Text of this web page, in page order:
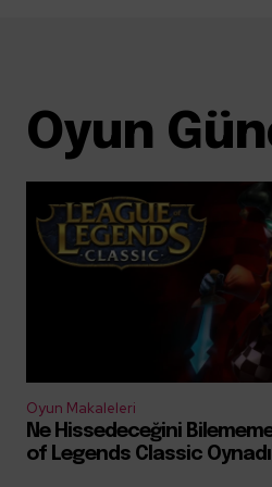
Oyun
Oyun Makaleleri
Ne Hissedeceğini
of Legends Classic